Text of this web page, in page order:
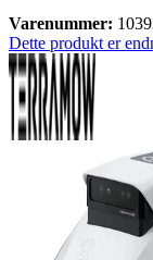
Varenummer:
Dette produkt er